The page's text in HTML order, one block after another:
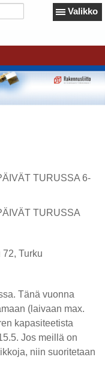
Valikko
TURUSSA 6-
TURUSSA
Turku
Tänä vuonna
(laivaan max.
kapasiteetista
Jos meillä on
niin suoritetaan